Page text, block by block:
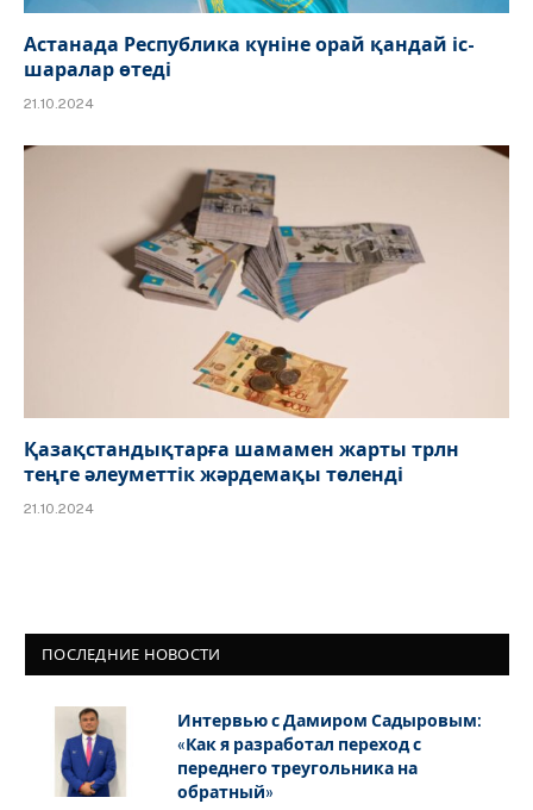
Астанада Республика күніне орай қандай іс-
шаралар өтеді
21.10.2024
Қазақстандықтарға шамамен жарты трлн
теңге әлеуметтік жәрдемақы төленді
21.10.2024
ПОСЛЕДНИЕ НОВОСТИ
Интервью с Дамиром Садыровым:
«Как я разработал переход с
переднего треугольника на
обратный»